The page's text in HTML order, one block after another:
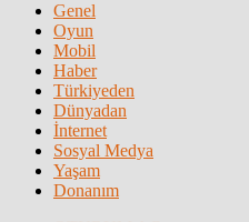
Genel
Oyun
Mobil
Haber
Türkiyeden
Dünyadan
İnternet
Sosyal Medya
Yaşam
Donanım